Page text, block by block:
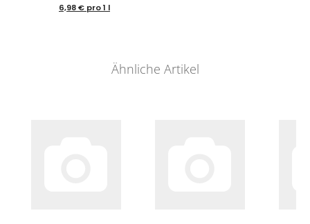
6,98 € pro 1 l
Ähnliche Artikel